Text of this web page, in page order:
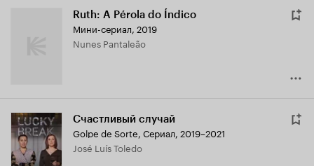
Ruth: A Pérola do Índico
Мини-сериал, 2019
Nunes Pantaleão
Счастливый случай
Golpe de Sorte, Сериал, 2019–2021
José Luís Toledo